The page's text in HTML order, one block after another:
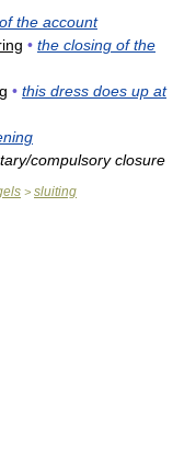
the account
• the closing of the
• this dress does up at
compulsory closure
> sluiting